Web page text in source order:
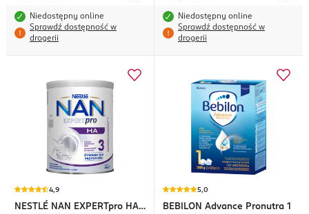
Niedostępny online
Sprawdź dostępność w
drogerii
Niedostępny online
Sprawdź dostępność w
drogerii
4,9
NESTLÉ NAN
EXPERTpro HA
5,0
BEBILON Advance Pronutra 1